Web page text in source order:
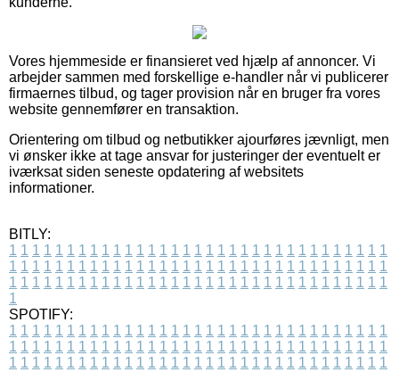
Vores hjemmeside er finansieret ved hjælp af annoncer. Vi
arbejder sammen med forskellige e-handler når vi publicerer
firmaernes tilbud, og tager provision når en bruger fra vores
website gennemfører en transaktion.
Orientering om tilbud og netbutikker ajourføres jævnligt, men
vi ønsker ikke at tage ansvar for justeringer der eventuelt er
iværksat siden seneste opdatering af websitets
informationer.
BITLY:
1 1 1 1 1 1 1 1 1 1 1 1 1 1 1 1 1 1 1 1 1 1 1 1 1 1 1 1 1 1 1 1 1
1 1 1 1 1 1 1 1 1 1 1 1 1 1 1 1 1 1 1 1 1 1 1 1 1 1 1 1 1 1 1 1 1
1 1 1 1 1 1 1 1 1 1 1 1 1 1 1 1 1 1 1 1 1 1 1 1 1 1 1 1 1 1 1 1 1
1
SPOTIFY:
1 1 1 1 1 1 1 1 1 1 1 1 1 1 1 1 1 1 1 1 1 1 1 1 1 1 1 1 1 1 1 1 1
1 1 1 1 1 1 1 1 1 1 1 1 1 1 1 1 1 1 1 1 1 1 1 1 1 1 1 1 1 1 1 1 1
1 1 1 1 1 1 1 1 1 1 1 1 1 1 1 1 1 1 1 1 1 1 1 1 1 1 1 1 1 1 1 1 1